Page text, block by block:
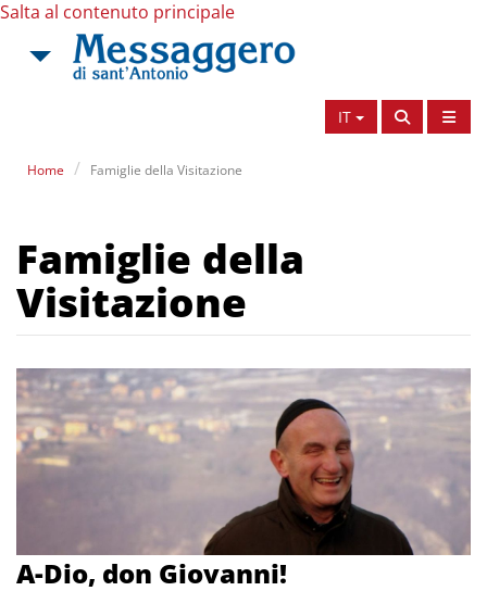
Salta al contenuto principale
IT
Home Famiglie della Visitazione
Famiglie della
Visitazione
A-Dio, don Giovanni!